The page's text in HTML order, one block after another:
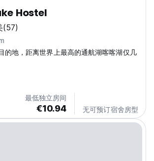
Hostel
(57)
的地，距离世界上最高的通航湖喀喀湖仅几
最低独立房间
€10.94 无可预订宿舍房型